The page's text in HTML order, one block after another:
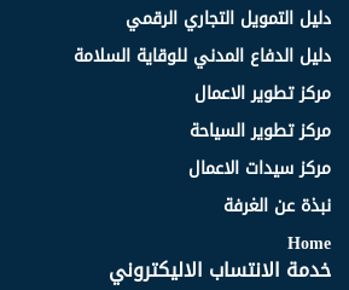
دليل التمويل التجاري الرقمي
دليل الدفاع المدني للوقاية السلامة
مركز تطوير الاعمال
مركز تطوير السياحة
مركز سيدات الاعمال
نبذة عن الغرفة
Home
خدمة الانتساب الاليكتروني